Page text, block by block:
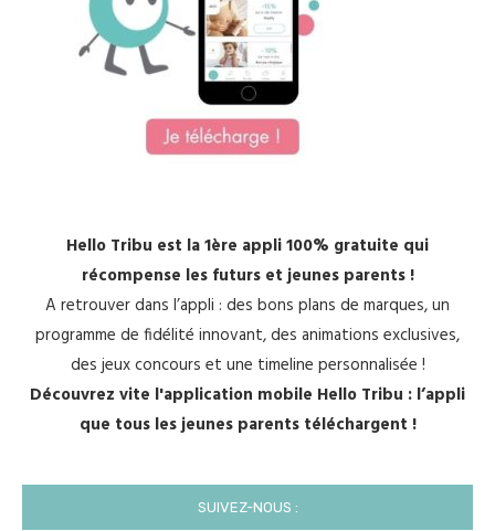
Hello Tribu est la 1ère appli 100% gratuite qui
récompense les futurs et jeunes parents !
A retrouver dans l’appli : des bons plans de marques, un
programme de fidélité innovant, des animations exclusives,
des jeux concours et une timeline personnalisée !
Découvrez vite l'application mobile Hello Tribu : l’appli
que tous les jeunes parents téléchargent !
SUIVEZ-NOUS :